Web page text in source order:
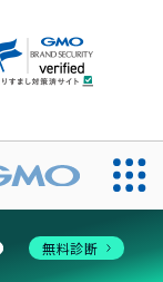
向上とトラフィッ
無料診断